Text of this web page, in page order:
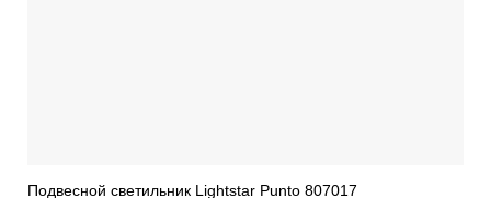
Подвесной светильник Lightstar Punto 807017